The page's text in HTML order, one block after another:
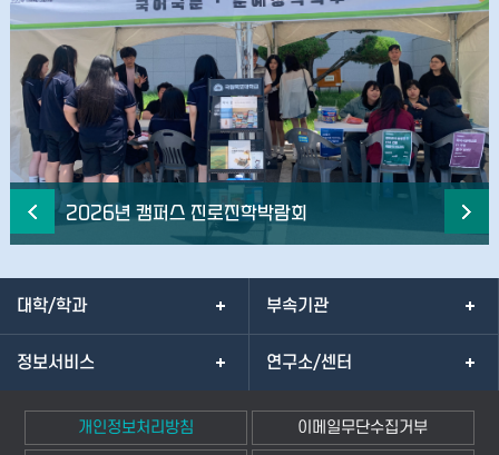
2026년 캠퍼스 진로진학박람회
대학/학과 부속기관
정보서비스 연구소/센터
개인정보처리방침 이메일무단수집거부